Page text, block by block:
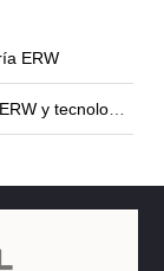
ERW
por rodillos